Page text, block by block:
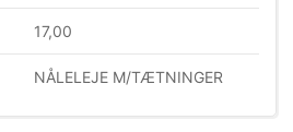
17,00
NÅLELEJE M/TÆTNINGER